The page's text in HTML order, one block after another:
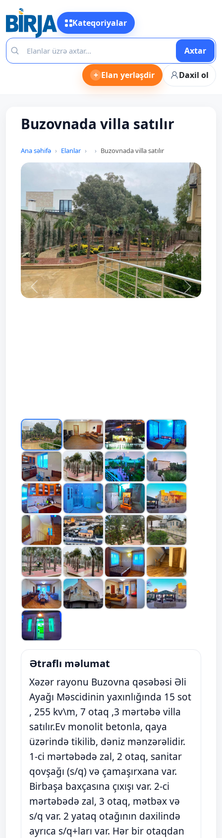
Kateqoriyalar
Axtar
+ Elan yerləşdir Daxil ol
Buzovnada villa satılır
Ana səhifə Elanlar Buzovnada villa satılır
Prev Next
Ətraflı məlumat
Xəzər rayonu Buzovna qəsəbəsi Əli
Ayağı Məscidinin yaxınlığında 15 sot
, 255 kv\m, 7 otaq ,3 mərtəbə villa
satılır.Ev monolit betonla, qaya
üzərində tikilib, dəniz mənzərəlidir.
1-ci mərtəbədə zal, 2 otaq, sanitar
qovşağı (s/q) və çamaşırxana var.
Birbaşa baxçasına çıxışı var. 2-ci
mərtəbədə zal, 3 otaq, mətbəx və
s/q var. 2 yataq otağının daxilində
ayrıca s/q+ları var. Hər bir otaqdan